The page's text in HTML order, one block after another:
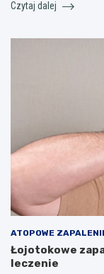
Czytaj dalej
ATOPOWE
Łojotokowe
leczenie